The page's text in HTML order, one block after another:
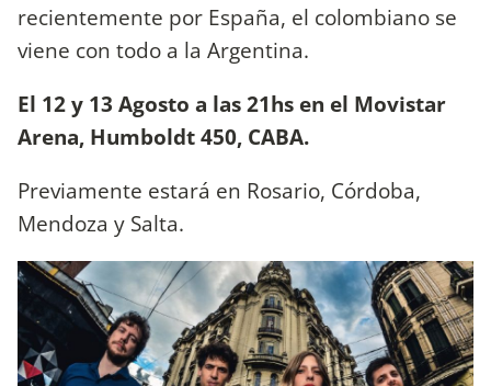
recientemente por España, el colombiano se
viene con todo a la Argentina.
El 12 y 13 Agosto a las 21hs en el Movistar
Arena, Humboldt 450, CABA.
Previamente estará en Rosario, Córdoba,
Mendoza y Salta.